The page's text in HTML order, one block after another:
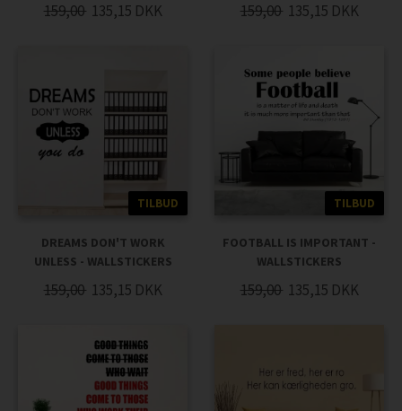
159,00 135,15 DKK 159,00 135,15 DKK
TILBUD
DREAMS DON'T WORK
UNLESS - WALLSTICKERS
159,00 135,15 DKK
TILBUD
FOOTBALL IS IMPORTANT -
WALLSTICKERS
159,00 135,15 DKK